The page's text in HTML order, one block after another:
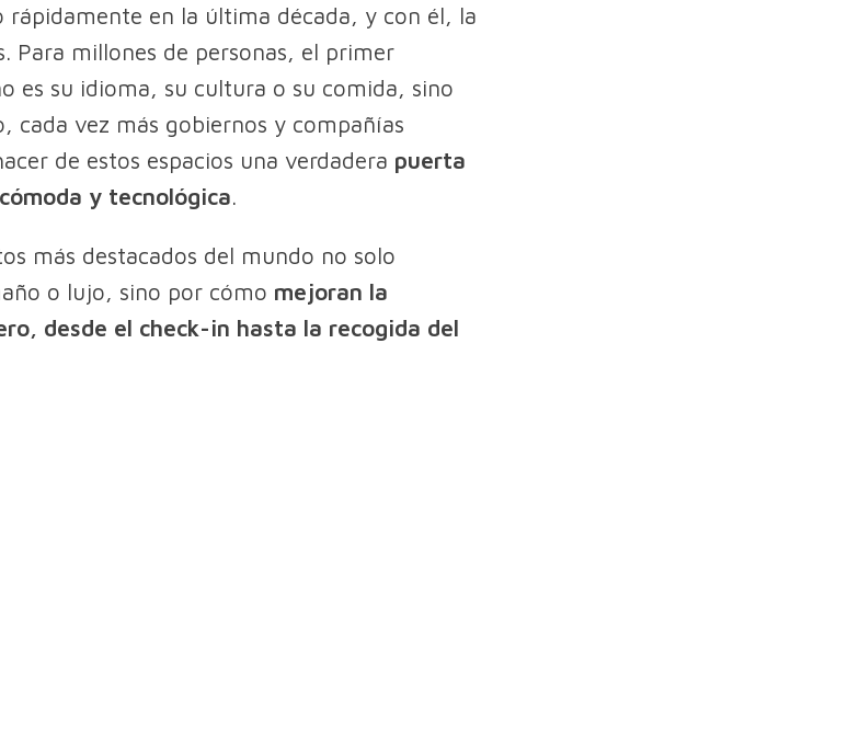
rápidamente en la última década, y con él, la
Para millones de personas, el primer
es su idioma, su cultura o su comida, sino
cada vez más gobiernos y compañías
de estos espacios una verdadera puerta
y tecnológica.
más destacados del mundo no solo
o lujo, sino por cómo mejoran la
desde el check-in hasta la recogida del